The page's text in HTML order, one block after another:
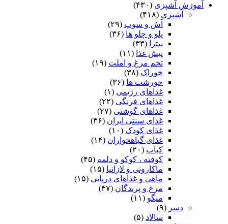
آموزش آشپزی (۴۳۰)
آشپزی (۴۱۸)
آش و سوپ (۲۹)
پلو و چلو ها (۳۶)
پیتزا
(۳۳)
پیش غذا (۱۱)
تخم مرغ و املت (۱۹)
خوراک (۳۸)
خورشت ها (۳۶)
غذاهای رژیمی (۱)
غذاهای فرنگی (۲۲)
غذاهای گوشتی (۲۷)
غذای سنتی ایران (۳۶)
غذای کودک (۱۰)
غذای گیاهخواران (۱۴)
کباب (۲۰)
کوفته ، کوکو و دلمه (۴۵)
ماکارونی و لازانیا (۱۵)
ماهی و غذاهای دریایی (۱۵)
مرغ و پرندگان (۴۷)
میگو (۱۱)
دسر (۹)
سالاد (۵)